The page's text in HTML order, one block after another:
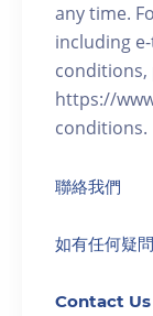
any time.
including
conditions,
https://
conditions.
聯絡我們
如有任何疑
Contact Us